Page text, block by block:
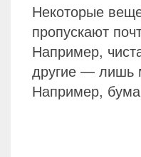
Некоторые
пропускают
Например,
другие — лишь
Например,